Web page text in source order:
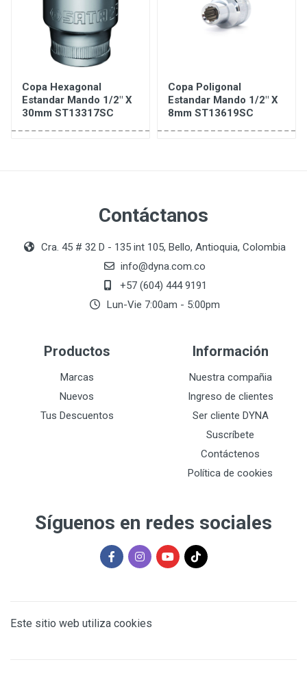
Copa Hexagonal
Estandar Mando 1/2" X
30mm ST13317SC
Copa Poligonal
Estandar Mando 1/2" X
8mm ST13619SC
Contáctanos
Cra. 45 # 32 D - 135 int 105, Bello, Antioquia, Colombia
info@dyna.com.co
+57 (604) 444 9191
Lun-Vie 7:00am - 5:00pm
Productos
Marcas
Nuevos
Tus Descuentos
Información
Nuestra compañia
Ingreso de clientes
Ser cliente DYNA
Suscríbete
Contáctenos
Política de cookies
Síguenos en redes sociales
Este sitio web utiliza cookies